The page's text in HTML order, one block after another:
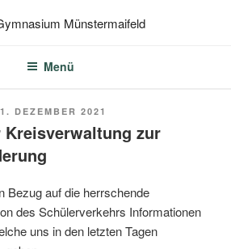
Menü
DEZEMBER 2021
zur
Bezug auf die herrschende
des Schülerverkehrs Informationen
uns in den letzten Tagen